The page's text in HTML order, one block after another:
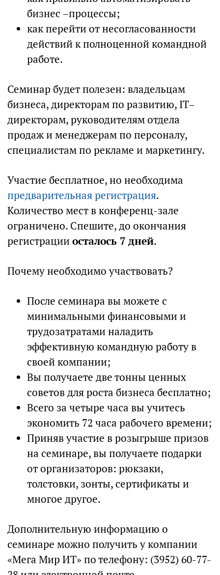
бизнес –процессы;
как перейти от несогласованности
действий к полноценной командной
работе.
Семинар будет полезен: владельцам
бизнеса, директорам по развитию, IT–
директорам, руководителям отдела
продаж и менеджерам по персоналу,
специалистам по рекламе и маркетингу.
Участие бесплатное, но необходима
предварительная регистрация.
Количество мест в конференц-зале
ограничено. Спешите, до окончания
регистрации осталось 7 дней.
Почему необходимо участвовать?
После семинара вы можете с
минимальными финансовыми и
трудозатратами наладить
эффективную командную работу в
своей компании;
Вы получаете две тонны ценных
советов для роста бизнеса бесплатно;
Всего за четыре часа вы учитесь
экономить 72 часа рабочего времени;
Приняв участие в розыгрыше призов
на семинаре, вы получаете подарки
от организаторов: рюкзаки,
толстовки, зонты, сертификаты и
многое другое.
Дополнительную информацию о
семинаре можно получить у компании
«Мега Мир ИТ» по телефону: (3952) 60-77-